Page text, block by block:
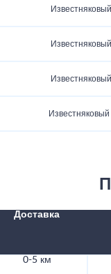
Доставка
0-5 км